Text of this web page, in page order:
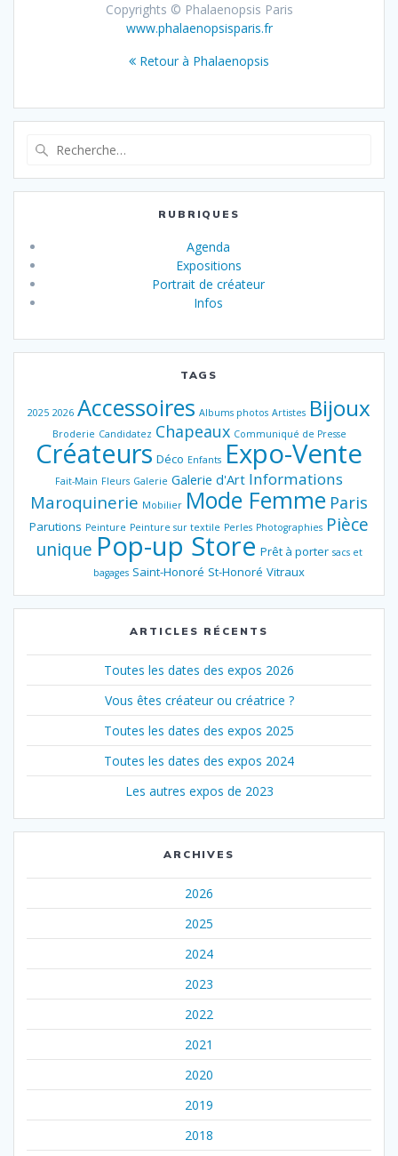
Copyrights © Phalaenopsis Paris
www.phalaenopsisparis.fr
Retour à Phalaenopsis
:
RUBRIQUES
Agenda
Expositions
Portrait de créateur
Infos
TAGS
2025 2026 Accessoires Albums photos Artistes Bijoux
Broderie Candidatez Chapeaux Communiqué de Presse
Créateurs Déco Enfants Expo-Vente
Fait-Main Fleurs Galerie Galerie d'Art Informations
Maroquinerie Mobilier Mode Femme Paris
Parutions Peinture Peinture sur textile Perles Photographies Pièce
unique Pop-up Store Prêt à porter sacs et
bagages Saint-Honoré St-Honoré Vitraux
ARTICLES RÉCENTS
Toutes les dates des expos 2026
Vous êtes créateur ou créatrice ?
Toutes les dates des expos 2025
Toutes les dates des expos 2024
Les autres expos de 2023
ARCHIVES
2026
2025
2024
2023
2022
2021
2020
2019
2018